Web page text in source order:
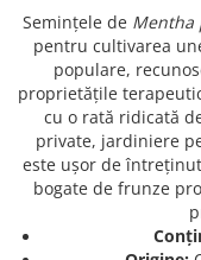
Bulbi de Narcise
Bulbi de Ranunculus
Bulbi de Tigridia
Bulbi de Zambile
Bulbi de Zantedeschia
Bulbi Sparaxis
Mixuri de Bulbi
Seminte de Flori
Semințele de Mentha
pentru cultivarea
populare,
proprietățile
cu o rată ridicată
private, jardiniere
este ușor de
bogate de frunze